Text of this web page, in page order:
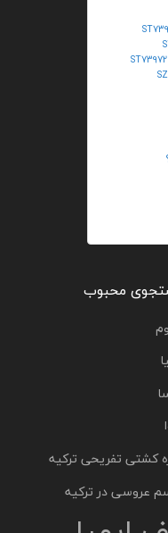
محبوب
کشتی تفریحی ترکیه
عروسی در ترکیه